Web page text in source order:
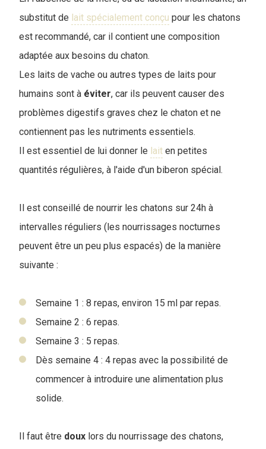
substitut de lait spécialement conçu pour les chatons
est recommandé, car il contient une composition
adaptée aux besoins du chaton.
Les laits de vache ou autres types de laits pour
humains sont à éviter, car ils peuvent causer des
problèmes digestifs graves chez le chaton et ne
contiennent pas les nutriments essentiels.
Il est essentiel de lui donner le lait en petites
quantités régulières, à l'aide d'un biberon spécial.
Il est conseillé de nourrir les chatons sur 24h à
intervalles réguliers (les nourrissages nocturnes
peuvent être un peu plus espacés) de la manière
suivante :
Semaine 1 : 8 repas, environ 15 ml par repas.
Semaine 2 : 6 repas.
Semaine 3 : 5 repas.
Dès semaine 4 : 4 repas avec la possibilité de
commencer à introduire une alimentation plus
solide.
Il faut être doux lors du nourrissage des chatons,